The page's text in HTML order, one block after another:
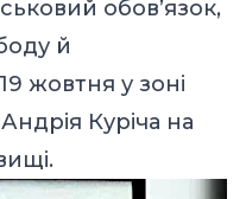
обов’язок,
й
жовтня у зоні
Куріча на